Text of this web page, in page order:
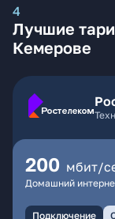
4
Лучшие
Кемерове
200 мбит/
Домашний
Подключение